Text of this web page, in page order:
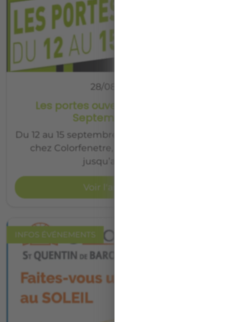
28/08/2018
Les portes ouvertes du 12 au 15
Septembre 2018
Du 12 au 15 septembre 2018 portes ouvertes
chez Colorfenetre, venez nombreux…
jusqu’a -30%…
Voir l'article
INFOS ÉVÉNEMENTS